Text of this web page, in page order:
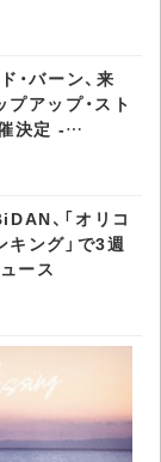
・バーン、来
アップ・スト
決定 -
、「オリコ
ング」で3週
ース